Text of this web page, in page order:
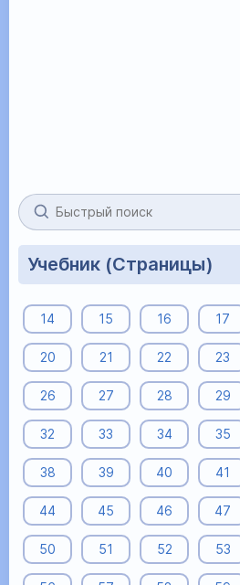
Учебник (Страницы)
14 15 16 17
20 21 22 23
26 27 28 29
32 33 34 35
38 39 40 41
44 45 46 47
50 51 52 53